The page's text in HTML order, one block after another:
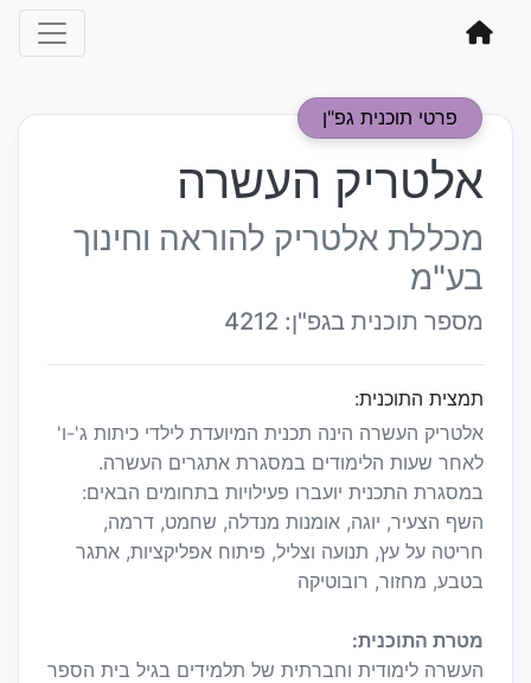
פרטי תוכנית גפ"ן
אלטריק העשרה
מכללת אלטריק להוראה וחינוך
בע"מ
מספר תוכנית בגפ"ן: 4212
תמצית התוכנית:
אלטריק העשרה הינה תכנית המיועדת לילדי כיתות ג'-ו'
לאחר שעות הלימודים במסגרת אתגרים העשרה.
במסגרת התכנית יועברו פעילויות בתחומים הבאים:
השף הצעיר, יוגה, אומנות מנדלה, שחמט, דרמה,
חריטה על עץ, תנועה וצליל, פיתוח אפליקציות, אתגר
בטבע, מחזור, רובוטיקה
מטרת התוכנית:
העשרה לימודית וחברתית של תלמידים בגיל בית הספר